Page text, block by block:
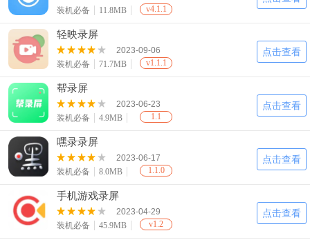
装机必备
11.8MB v4.1.1
轻映录屏
2023-09-06
装机必备
71.7MB v1.1.1
点击查看
帮录屏
2023-06-23
装机必备
4.9MB 1.1
点击查看
嘿录录屏
2023-06-17
装机必备
8.0MB 1.1.0
点击查看
手机游戏录屏
2023-04-29
装机必备
45.9MB v1.2
点击查看